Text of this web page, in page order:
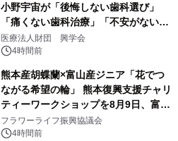
小野宇宙が「後悔しない歯科選び」
「痛くない歯科治療」「不安がない治
療計画」をテーマに専門監修
医療法人財団 興学会
4時間前
熊本産胡蝶蘭×富山産ジニア「花でつ
ながる希望の輪」 熊本復興支援チャリ
ティーワークショップを8月9日、富
山・射水で開催
フラワーライフ振興協議会
4時間前